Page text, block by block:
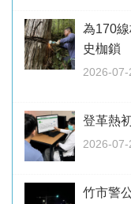
為170
史枷鎖
2026-
登革熱
2026-
竹市警